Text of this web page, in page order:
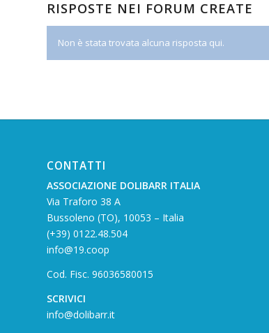
RISPOSTE NEI FORUM CREATE
Non è stata trovata alcuna risposta qui.
CONTATTI
ASSOCIAZIONE DOLIBARR ITALIA
Via Traforo 38 A
Bussoleno (TO), 10053 – Italia
(+39) 0122.48.504
info@19.coop
Cod. Fisc. 96036580015
SCRIVICI
info@dolibarr.it